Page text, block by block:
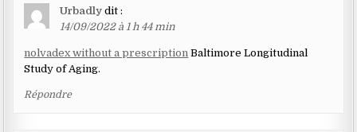
Urbadly dit :
14/09/2022 à 1 h 44 min
nolvadex without a prescription Baltimore Longitudinal
Study of Aging.
Répondre